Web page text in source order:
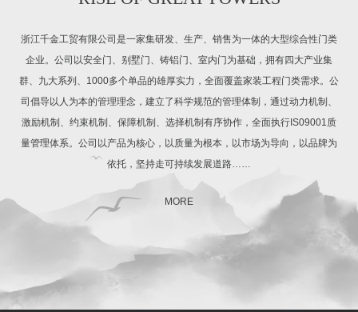
浙江千金工贸有限公司是一家集研发、生产、销售为一体的大型综合性门类
企业。公司以安全门、别墅门、铸铝门、室内门为基础，拥有四大产业集
群、九大系列、1000多个单品的雄厚实力，全面覆盖家装工程门类需求。公
司倡导以人为本的管理理念，建立了科学规范的管理体制，通过动力机制、
激励机制、约束机制、保障机制、选择机制有序协作，全面执行IS09001质
量管理体系。公司以产品为核心，以质量为根本，以市场为导向，以品牌为
依托，坚持走可持续发展道路……
MORE